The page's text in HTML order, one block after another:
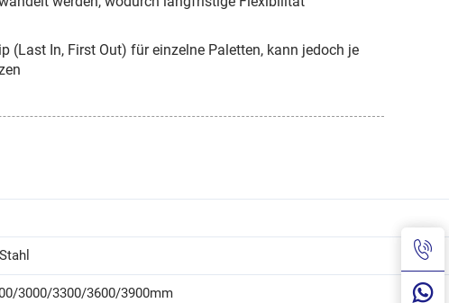
(Last In, First Out) für einzelne Paletten, kann jedoch je
3000/3300/3600/3900mm